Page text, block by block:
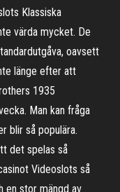
Klassiska
värda mycket. De
oavsett
länge efter att
1935
Man kan fråga
blir så populära.
det spelas så
Videoslots så
en stor mängd av